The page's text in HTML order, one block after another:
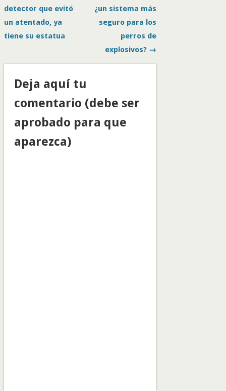
detector que evitó
un atentado, ya
tiene su estatua
¿un sistema más
seguro para los
perros de
explosivos? →
Deja aquí tu
comentario (debe ser
aprobado para que
aparezca)